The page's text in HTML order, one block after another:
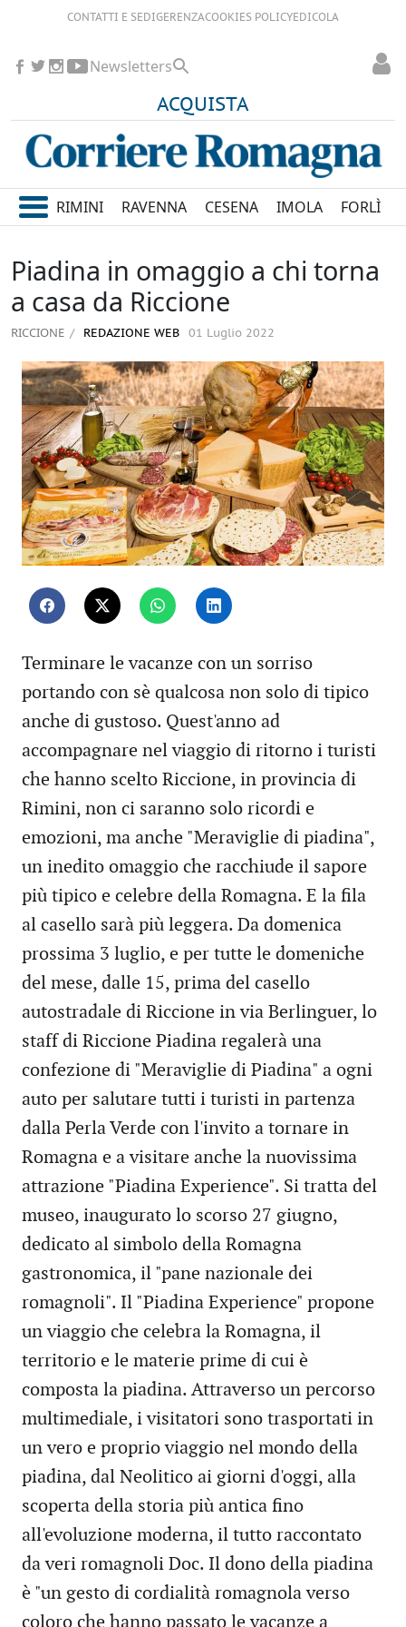
CONTATTI E SEDIGERENZACOOKIES POLICYEDICOLA
ACQUISTA
Newsletters
RIMINI RAVENNA CESENA IMOLA FORLÌ
Piadina in omaggio a chi torna
a casa da Riccione
RICCIONE REDAZIONE WEB 01 Luglio 2022
Terminare le vacanze con un sorriso
portando con sè qualcosa non solo di tipico
anche di gustoso. Quest'anno ad
accompagnare nel viaggio di ritorno i turisti
che hanno scelto Riccione, in provincia di
Rimini, non ci saranno solo ricordi e
emozioni, ma anche "Meraviglie di piadina",
un inedito omaggio che racchiude il sapore
più tipico e celebre della Romagna. E la fila
al casello sarà più leggera. Da domenica
prossima 3 luglio, e per tutte le domeniche
del mese, dalle 15, prima del casello
autostradale di Riccione in via Berlinguer, lo
staff di Riccione Piadina regalerà una
confezione di "Meraviglie di Piadina" a ogni
auto per salutare tutti i turisti in partenza
dalla Perla Verde con l'invito a tornare in
Romagna e a visitare anche la nuovissima
attrazione "Piadina Experience". Si tratta del
museo, inaugurato lo scorso 27 giugno,
dedicato al simbolo della Romagna
gastronomica, il "pane nazionale dei
romagnoli". Il "Piadina Experience" propone
un viaggio che celebra la Romagna, il
territorio e le materie prime di cui è
composta la piadina. Attraverso un percorso
multimediale, i visitatori sono trasportati in
un vero e proprio viaggio nel mondo della
piadina, dal Neolitico ai giorni d'oggi, alla
scoperta della storia più antica fino
all'evoluzione moderna, il tutto raccontato
da veri romagnoli Doc. Il dono della piadina
è "un gesto di cordialità romagnola verso